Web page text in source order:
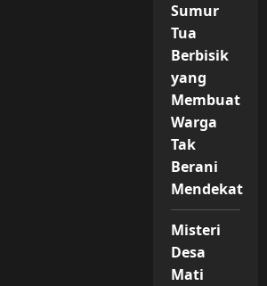
Sumur
Tua
Berbisik
yang
Membuat
Warga
Tak
Berani
Mendekat
Misteri
Desa
Mati